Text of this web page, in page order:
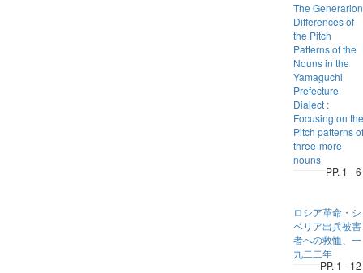
The Generarion
Differences of
the Pitch
Patterns of the
Nouns in the
Yamaguchi
Prefecture
Dialect :
Focusing on the
Pitch patterns of
three-more
nouns
PP. 1 - 6
ロシア革命・シ
ベリア出兵被害
者への救恤、一
九二二年
PP. 1 - 12